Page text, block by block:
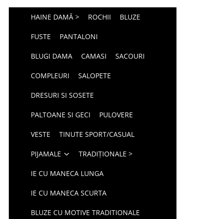
HAINE DAMĂ > ROCHII BLUZE
FUSTE PANTALONI
BLUGI DAMA CAMASI SACOURI
COMPLEURI SALOPETE
DRESURI SI SOSETE
PALTOANE SI GECI PULOVERE
VESTE TINUTE SPORT/CASUAL
PIJAMALE TRADIȚIONALE >
IE CU MANECA LUNGA
IE CU MANECA SCURTA
BLUZE CU MOTIVE TRADITIONALE